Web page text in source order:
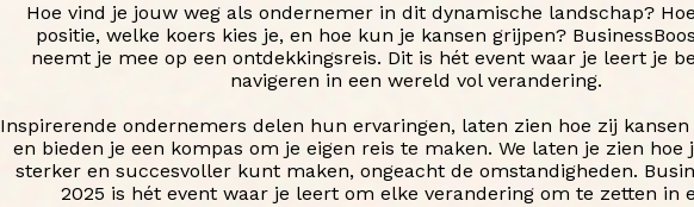
Hoe vind je jouw weg als ondernemer in dit dynamische landschap?
positie, welke koers kies je, en hoe kun je kansen grijpen?
neemt je mee op een ontdekkingsreis. Dit is hét event waar je leert je
navigeren in een wereld vol verandering.
Inspirerende ondernemers delen hun ervaringen, laten zien hoe zij
en bieden je een kompas om je eigen reis te maken. We laten je zien hoe
sterker en succesvoller kunt maken, ongeacht de omstandigheden.
2025 is hét event waar je leert om elke verandering om te zetten in